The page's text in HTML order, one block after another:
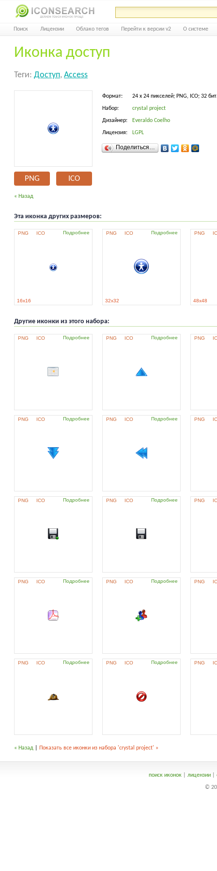
Поиск Лицензии Облако тегов Перейти к версии v2 О системе
Иконка доступ
Теги: Доступ, Access
PNG ICO
Формат: 24 x 24 пикселей; PNG, ICO; 32
Набор: crystal project
Дизайнер: Everaldo Coelho
Лицензия: LGPL
Поделиться…
« Назад
Эта иконка других размеров:
PNG ICO Подробнее
16x16
PNG ICO Подробнее
32x32
PNG
48x48
Другие иконки из этого набора:
PNG ICO Подробнее PNG ICO Подробнее PNG
PNG ICO Подробнее PNG ICO Подробнее PNG
PNG ICO Подробнее PNG ICO Подробнее PNG
PNG ICO Подробнее PNG ICO Подробнее PNG
PNG ICO Подробнее PNG ICO Подробнее PNG
« Назад Показать все иконки из набора 'crystal project' »
поиск иконок| лицензии|
©